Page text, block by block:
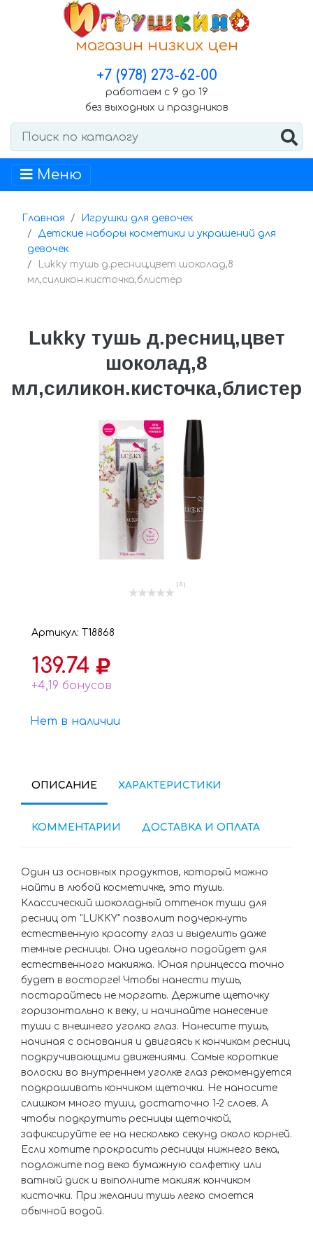
магазин низких цен
+7 (978) 273-62-00
работаем с 9 до 19
без выходных и праздников
Меню
Главная
Игрушки для девочек
Детские наборы косметики и украшений для
девочек
Lukky тушь д.ресниц,цвет шоколад,8
мл,силикон.кисточка,блистер
Lukky тушь д.ресниц,цвет
шоколад,8
мл,силикон.кисточка,блистер
( 0 )
Артикул: Т18868
139.74
+4,19 бонусов
Нет в наличии
ОПИСАНИЕ ХАРАКТЕРИСТИКИ
КОММЕНТАРИИ ДОСТАВКА И ОПЛАТА
Один из основных продуктов, который можно
найти в любой косметичке, это тушь.
Классический шоколадный оттенок туши для
ресниц от "LUKKY" позволит подчеркнуть
естественную красоту глаз и выделить даже
темные ресницы. Она идеально подойдет для
естественного макияжа. Юная принцесса точно
будет в восторге! Чтобы нанести тушь,
постарайтесь не моргать. Держите щеточку
горизонтально к веку, и начинайте нанесение
туши с внешнего уголка глаз. Нанесите тушь,
начиная с основания и двигаясь к кончикам ресниц
подкручивающими движениями. Самые короткие
волоски во внутреннем уголке глаз рекомендуется
подкрашивать кончиком щеточки. Не наносите
слишком много туши, достаточно 1-2 слоев. А
чтобы подкрутить ресницы щеточкой,
зафиксируйте ее на несколько секунд около корней.
Если хотите прокрасить ресницы нижнего века,
подложите под веко бумажную салфетку или
ватный диск и выполните макияж кончиком
кисточки. При желании тушь легко смоется
обычной водой.